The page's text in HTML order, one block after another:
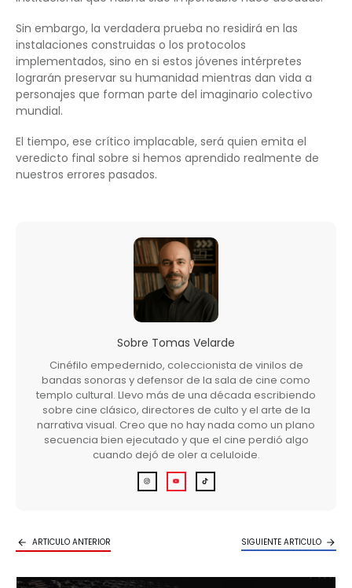
Sin embargo, la verdadera prueba no residirá en las
instalaciones construidas o los protocolos
implementados, sino en si estos jóvenes intérpretes
lograrán preservar su humanidad mientras dan vida a
personajes que forman parte del imaginario colectivo
mundial.
El tiempo, ese crítico implacable, será quien emita el
veredicto final sobre si hemos aprendido realmente de
nuestros errores pasados.
Sobre Tomas Velarde
Cinéfilo empedernido, coleccionista de vinilos de
bandas sonoras y defensor de la sala de cine como
templo cultural. Llevo más de una década escribiendo
sobre cine clásico, directores de culto y el arte de la
narrativa visual. Creo que no hay nada como un plano
secuencia bien ejecutado y que el cine perdió algo
cuando dejó de oler a celuloide.
ARTICULO ANTERIOR SIGUIENTE ARTICULO